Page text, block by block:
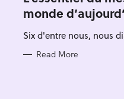
G
O
I
S
monde
Six d'entre nous, nous
Read More